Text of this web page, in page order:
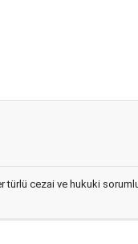
türlü cezai ve hukuki